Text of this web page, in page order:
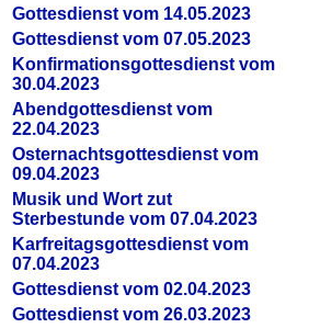
Gottesdienst vom 14.05.2023
Gottesdienst vom 07.05.2023
Konfirmationsgottesdienst vom
30.04.2023
Abendgottesdienst vom
22.04.2023
Osternachtsgottesdienst vom
09.04.2023
Musik und Wort zut
Sterbestunde vom 07.04.2023
Karfreitagsgottesdienst vom
07.04.2023
Gottesdienst vom 02.04.2023
Gottesdienst vom 26.03.2023